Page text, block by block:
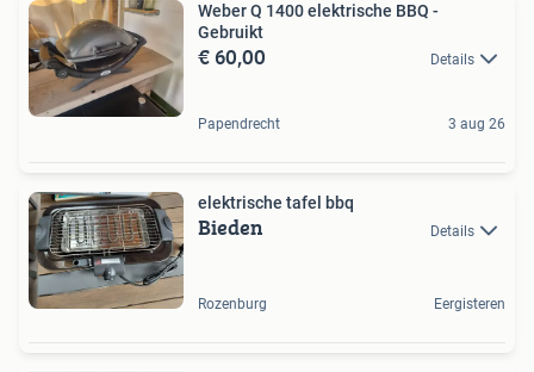
Weber Q 1400 elektrische BBQ -
Gebruikt
€ 60,00 Details
Papendrecht 3 aug 26
elektrische tafel bbq
Bieden Details
Rozenburg Eergisteren